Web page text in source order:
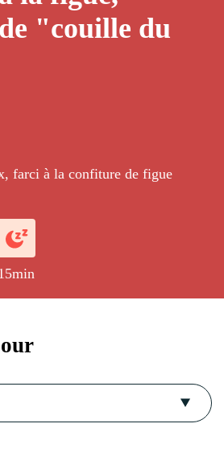
"couille du
farci à la confiture de figue